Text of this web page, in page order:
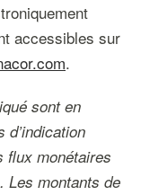
accessibles sur
.
sont en
flux monétaires
Les montants de